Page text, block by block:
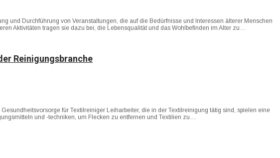
und Durchführung von Veranstaltungen, die auf die Bedürfnisse und Interessen älterer Menschen
Aktivitäten tragen sie dazu bei, die Lebensqualität und das Wohlbefinden im Alter zu…
Reinigungsbranche
für Textilreiniger Leiharbeiter, die in der Textilreinigung tätig sind, spielen eine
und -techniken, um Flecken zu entfernen und Textilien zu…